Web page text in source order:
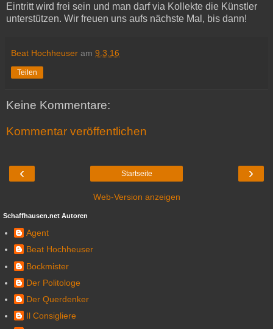
Eintritt wird frei sein und man darf via Kollekte die Künstler
unterstützen. Wir freuen uns aufs nächste Mal, bis dann!
Beat Hochheuser am 9.3.16
Teilen
Keine Kommentare:
Kommentar veröffentlichen
‹ ›
Startseite
Web-Version anzeigen
Schaffhausen.net Autoren
Agent
Beat Hochheuser
Bockmister
Der Politologe
Der Querdenker
Il Consigliere